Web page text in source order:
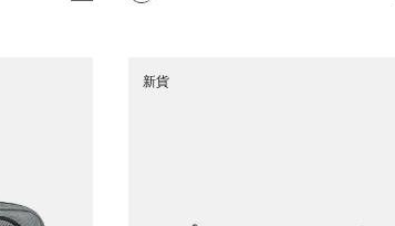
新貨